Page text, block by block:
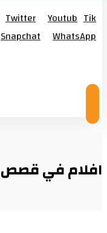
Twitter Youtub Tik
Snapchat
WhatsApp
افلام في قصص